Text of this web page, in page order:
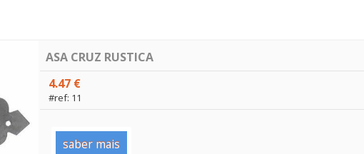
ASA CRUZ RUSTICA
4.47 €
#ref: 11
saber mais